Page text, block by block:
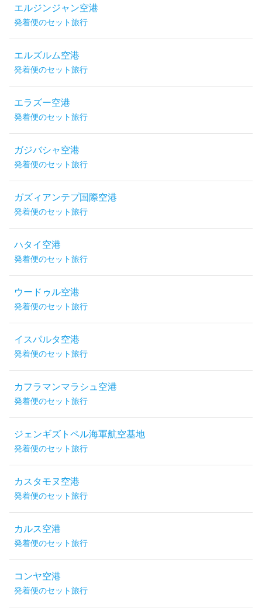
エルジンジャン空港
発着便のセット旅行
エルズルム空港
発着便のセット旅行
エラズー空港
発着便のセット旅行
ガジバシャ空港
発着便のセット旅行
ガズィアンテプ国際空港
発着便のセット旅行
ハタイ空港
発着便のセット旅行
ウードゥル空港
発着便のセット旅行
イスパルタ空港
発着便のセット旅行
カフラマンマラシュ空港
発着便のセット旅行
ジェンギズトペル海軍航空基地
発着便のセット旅行
カスタモヌ空港
発着便のセット旅行
カルス空港
発着便のセット旅行
コンヤ空港
発着便のセット旅行